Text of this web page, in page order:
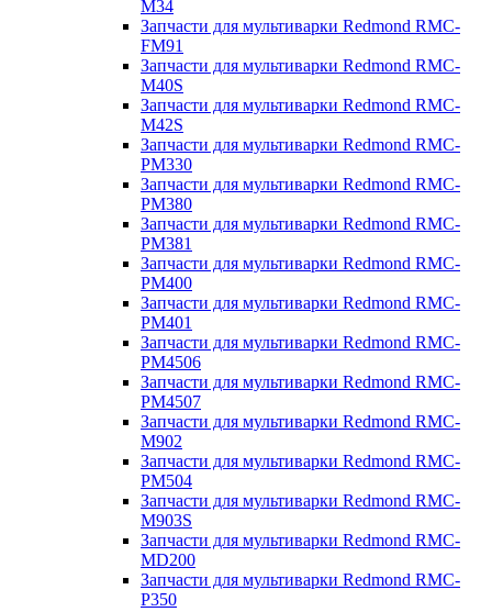
M34
Запчасти для мультиварки Redmond RMC-
FM91
Запчасти для мультиварки Redmond RMC-
M40S
Запчасти для мультиварки Redmond RMC-
M42S
Запчасти для мультиварки Redmond RMC-
PM330
Запчасти для мультиварки Redmond RMC-
PM380
Запчасти для мультиварки Redmond RMC-
PM381
Запчасти для мультиварки Redmond RMC-
PM400
Запчасти для мультиварки Redmond RMC-
PM401
Запчасти для мультиварки Redmond RMC-
PM4506
Запчасти для мультиварки Redmond RMC-
PM4507
Запчасти для мультиварки Redmond RMC-
M902
Запчасти для мультиварки Redmond RMC-
PM504
Запчасти для мультиварки Redmond RMC-
M903S
Запчасти для мультиварки Redmond RMC-
MD200
Запчасти для мультиварки Redmond RMC-
P350